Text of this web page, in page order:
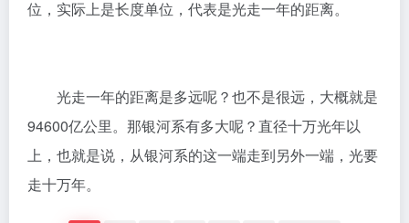
位，实际上是长度单位，代表是光走一年的距离。
光走一年的距离是多远呢？也不是很远，大概就是
94600亿公里。那银河系有多大呢？直径十万光年以
上，也就是说，从银河系的这一端走到另外一端，光要
走十万年。